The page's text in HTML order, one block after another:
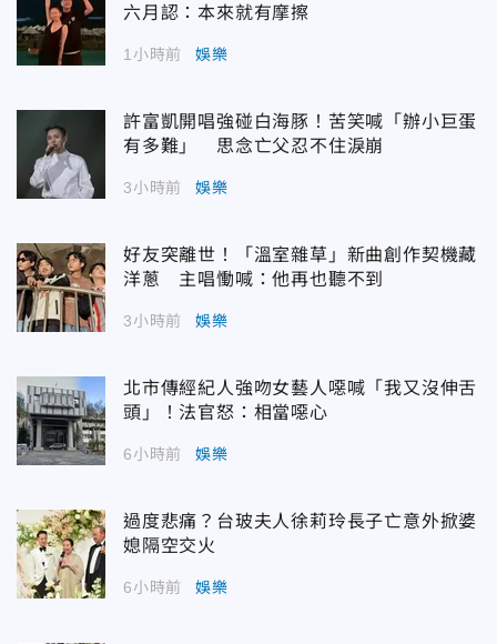
六月認：本來就有摩擦
1小時前 娛樂
許富凱開唱強碰白海豚！苦笑喊「辦小巨蛋
有多難」 思念亡父忍不住淚崩
3小時前 娛樂
好友突離世！「溫室雜草」新曲創作契機藏
洋蔥 主唱慟喊：他再也聽不到
3小時前 娛樂
北市傳經紀人強吻女藝人噁喊「我又沒伸舌
頭」！法官怒：相當噁心
6小時前 娛樂
過度悲痛？台玻夫人徐莉玲長子亡意外掀婆
媳隔空交火
6小時前 娛樂